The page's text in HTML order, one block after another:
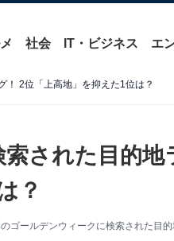
社会 IT・ビジネス エ
！ 2位「上高地」を抑えた1位は？
索された目的地
？
ゴールデンウィークに検索された目的